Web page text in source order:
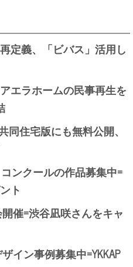
定義、「ビバス」活用し
エラホームの民事再生を
同住宅版にも無料公開、
ンクールの作品募集中=
ト
催=渋谷凪咲さんをキャ
イン事例募集中=YKKAP